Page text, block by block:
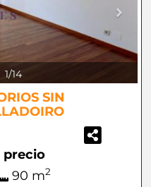
1/14
SIN
precio
90 m2